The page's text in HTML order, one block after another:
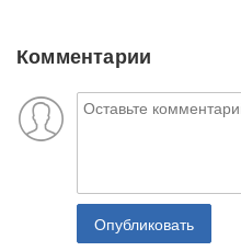
Комментарии
Опубликовать